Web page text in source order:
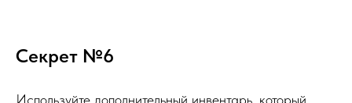
Секрет №6